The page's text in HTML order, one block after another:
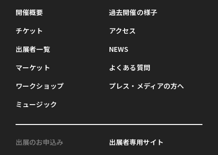
開催概要
チケット
出展者一覧
マーケット
ワークショップ
ミュージック
過去開催の様子
アクセス
NEWS
よくある質問
プレス・メディアの方へ
出展のお申込み
出展者専用サイト